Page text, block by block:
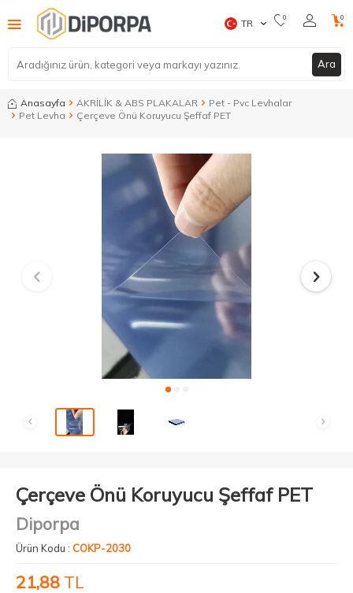
Ara
TR 0 0
Anasayfa AKRİLİK & ABS PLAKALAR
Pet - Pvc Levhalar
Pet Levha
Çerçeve Önü Koruyucu Şeffaf PET
Çerçeve Önü Koruyucu Şeffaf PET
Diporpa
Ürün Kodu : COKP-2030
21,88 TL